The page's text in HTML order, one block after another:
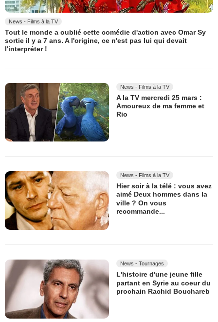
News - Films à la TV
Tout le monde a oublié cette comédie d'action avec Omar Sy
sortie il y a 7 ans. A l'origine, ce n'est pas lui qui devait
l'interpréter !
News - Films à la TV
A la TV mercredi 25 mars :
Amoureux de ma femme et
Rio
News - Films à la TV
Hier soir à la télé : vous avez
aimé Deux hommes dans la
ville ? On vous
recommande...
News - Tournages
L'histoire d'une jeune fille
partant en Syrie au coeur du
prochain Rachid Bouchareb